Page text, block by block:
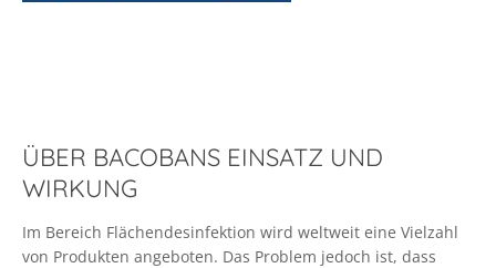
ÜBER BACOBANS EINSATZ UND
WIRKUNG
Im Bereich Flächendesinfektion wird weltweit eine Vielzahl
von Produkten angeboten. Das Problem jedoch ist, dass